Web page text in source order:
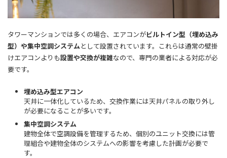
タワーマンションでは多くの場合、エアコンがビルトイン型（埋め込み
型）や集中空調システムとして設置されています。これらは通常の壁掛
けエアコンよりも設置や交換が複雑なので、専門の業者による対応が必
要です。
埋め込み型エアコン
天井に一体化しているため、交換作業には天井パネルの取り外し
が必要になることが多いです。
集中空調システム
建物全体で空調設備を管理するため、個別のユニット交換には管
理組合や建物全体のシステムへの影響を考慮した計画が必要で
す。